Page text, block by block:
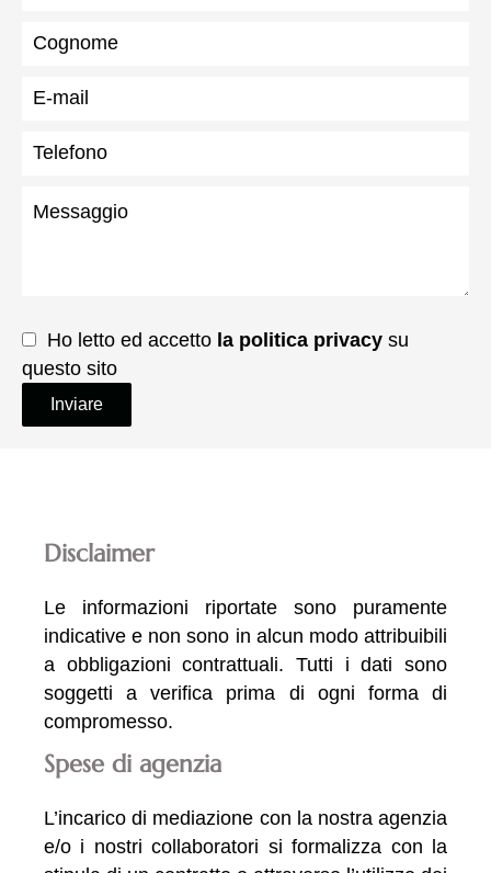
Ho letto ed accetto la politica privacy su
questo sito
Inviare
Disclaimer
Le informazioni riportate sono puramente
indicative e non sono in alcun modo attribuibili
a obbligazioni contrattuali. Tutti i dati sono
soggetti a verifica prima di ogni forma di
compromesso.
Spese di agenzia
L’incarico di mediazione con la nostra agenzia
e/o i nostri collaboratori si formalizza con la